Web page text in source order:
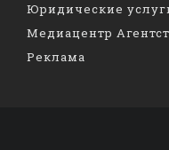
Юридические
Медиацентр
Реклама